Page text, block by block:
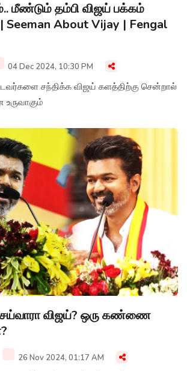
மீண்டும் தம்பி விஜய் பக்கம்
About Vijay | Fengal
04 Dec 2024, 10:30 PM
சந்திக்க விஜய் களத்திற்கு சென்றால்
உருவாகும்
விஜய்? ஒரு கண்ணை
26 Nov 2024, 01:17 AM